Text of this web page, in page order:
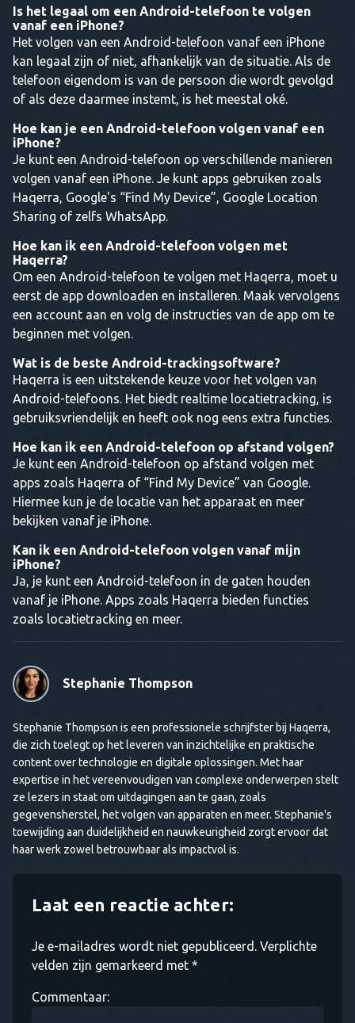
Is het legaal om een Android-telefoon te volgen
vanaf een iPhone?
Het volgen van een Android-telefoon vanaf een iPhone
kan legaal zijn of niet, afhankelijk van de situatie. Als de
telefoon eigendom is van de persoon die wordt gevolgd
of als deze daarmee instemt, is het meestal oké.
Hoe kan je een Android-telefoon volgen vanaf een
iPhone?
Je kunt een Android-telefoon op verschillende manieren
volgen vanaf een iPhone. Je kunt apps gebruiken zoals
Haqerra, Google's “Find My Device”, Google Location
Sharing of zelfs WhatsApp.
Hoe kan ik een Android-telefoon volgen met
Haqerra?
Om een Android-telefoon te volgen met Haqerra, moet u
eerst de app downloaden en installeren. Maak vervolgens
een account aan en volg de instructies van de app om te
beginnen met volgen.
Wat is de beste Android-trackingsoftware?
Haqerra is een uitstekende keuze voor het volgen van
Android-telefoons. Het biedt realtime locatietracking, is
gebruiksvriendelijk en heeft ook nog eens extra functies.
Hoe kan ik een Android-telefoon op afstand volgen?
Je kunt een Android-telefoon op afstand volgen met
apps zoals Haqerra of “Find My Device” van Google.
Hiermee kun je de locatie van het apparaat en meer
bekijken vanaf je iPhone.
Kan ik een Android-telefoon volgen vanaf mijn
iPhone?
Ja, je kunt een Android-telefoon in de gaten houden
vanaf je iPhone. Apps zoals Haqerra bieden functies
zoals locatietracking en meer.
Stephanie Thompson
Stephanie Thompson is een professionele schrijfster bij Haqerra,
die zich toelegt op het leveren van inzichtelijke en praktische
content over technologie en digitale oplossingen. Met haar
expertise in het vereenvoudigen van complexe onderwerpen stelt
ze lezers in staat om uitdagingen aan te gaan, zoals
gegevensherstel, het volgen van apparaten en meer. Stephanie's
toewijding aan duidelijkheid en nauwkeurigheid zorgt ervoor dat
haar werk zowel betrouwbaar als impactvol is.
Laat een reactie achter:
Je e-mailadres wordt niet gepubliceerd. Verplichte
velden zijn gemarkeerd met *
Commentaar: